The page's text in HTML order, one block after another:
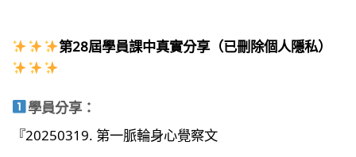
第28屆學員課中真實分享（已刪除個人隱私）
學員分享：
『20250319. 第一脈輪身心覺察文